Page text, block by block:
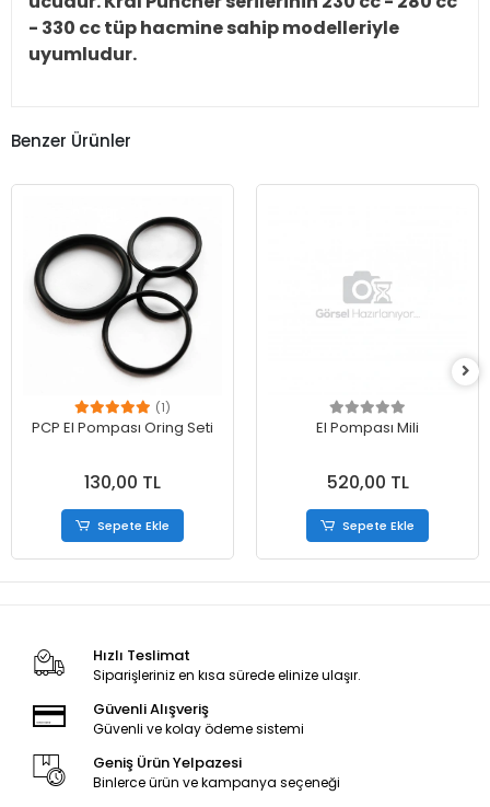
- 330 cc tüp hacmine sahip modelleriyle
uyumludur.
Benzer Ürünler
(1)
PCP El Pompası Oring Seti
130,00 TL
Sepete Ekle
El Pompası Mili
520,00 TL
Sepete Ekle
Hızlı Teslimat
Siparişleriniz en kısa sürede elinize ulaşır.
Güvenli Alışveriş
Güvenli ve kolay ödeme sistemi
Geniş Ürün Yelpazesi
Binlerce ürün ve kampanya seçeneği